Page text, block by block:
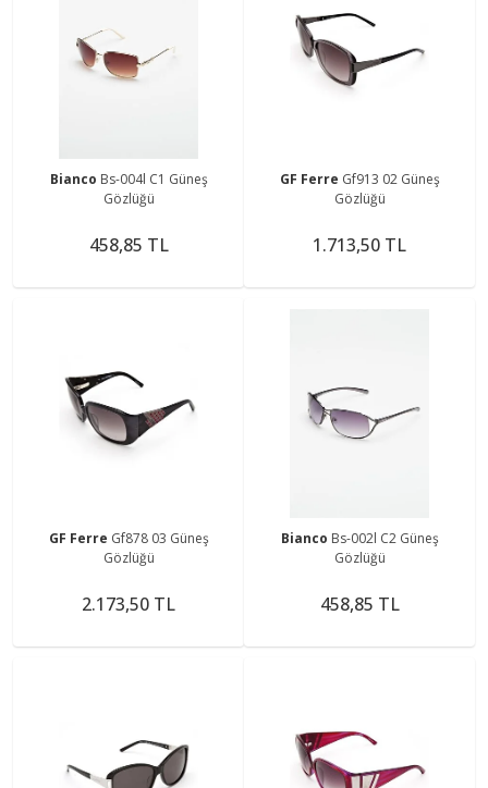
Bianco Bs-004l C1 Güneş
Gözlüğü
458,85 TL
GF Ferre Gf913 02 Güneş
Gözlüğü
1.713,50 TL
GF Ferre Gf878 03 Güneş
Gözlüğü
2.173,50 TL
Bianco Bs-002l C2 Güneş
Gözlüğü
458,85 TL